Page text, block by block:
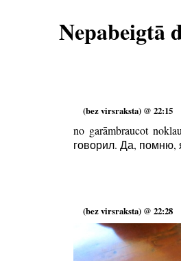
Nepabeigtā
(bez virsraksta) @ 22:15
no garāmbraucot
говорил. Да, помню,
(bez virsraksta) @ 22:28